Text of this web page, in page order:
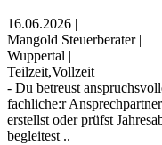
16.06.2026 |
Mangold Steuerberater |
Wuppertal |
Teilzeit,Vollzeit
- Du betreust
fachliche:r
erstellst oder prüfst
begleitest ..